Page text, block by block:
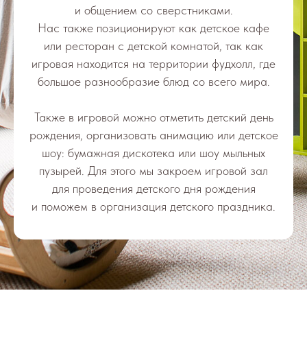
и общением со сверстниками.
Нас также позиционируют как детское кафе
или ресторан с детской комнатой, так как
игровая находится на территории фудхолл, где
большое разнообразие блюд со всего мира.
Также в игровой можно отметить детский день
рождения, организовать анимацию или детское
шоу: бумажная дискотека или шоу мыльных
пузырей. Для этого мы закроем игровой зал
для проведения детского дня рождения
и поможем в организация детского праздника.